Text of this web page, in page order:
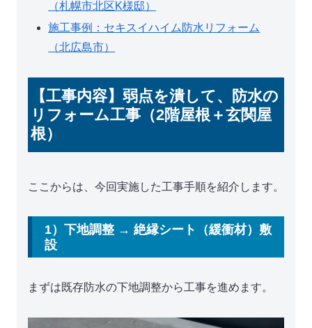
（札幌市北区K様邸）
施工事例：セキスイハイム防水リフォーム
（北広島市）
【工事内容】弱点を潰して、防水の
リフォーム工事（2階屋根＋玄関屋
根）
ここからは、今回実施した工事手順を紹介します。
1）下地調整 → 絶縁シート（緩衝材）敷
設
まずは既存防水の下地調整から工事を進めます。